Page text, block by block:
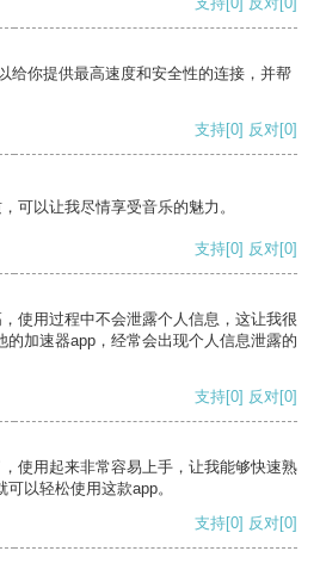
给你提供最高速度和安全性的连接，并帮
支持[0] 反对[0]
可以让我尽情享受音乐的魅力。
支持[0] 反对[0]
使用过程中不会泄露个人信息，这让我很
的加速器app，经常会出现个人信息泄露的
支持[0] 反对[0]
使用起来非常容易上手，让我能够快速熟
以轻松使用这款app。
支持[0] 反对[0]